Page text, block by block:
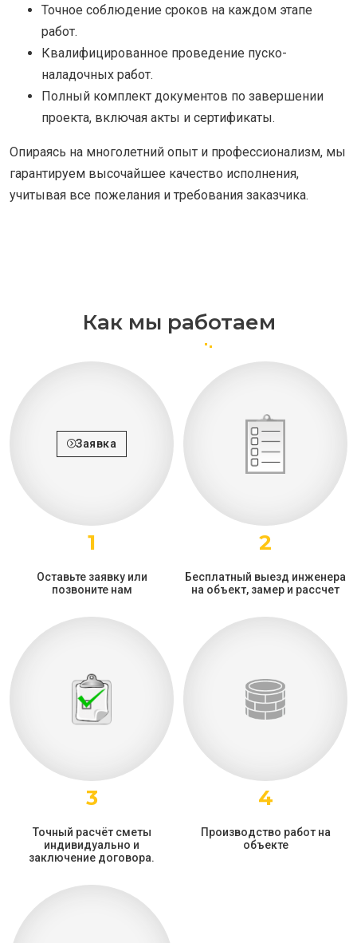
Точное соблюдение сроков на каждом этапе
работ.
Квалифицированное проведение пуско-
наладочных работ.
Полный комплект документов по завершении
проекта, включая акты и сертификаты.
Опираясь на многолетний опыт и профессионализм, мы
гарантируем высочайшее качество исполнения,
учитывая все пожелания и требования заказчика.
Как мы работаем
Заявка
1
Оставьте заявку или
позвоните нам
2
Бесплатный выезд инженера
на объект, замер и рассчет
3
Точный расчёт сметы
индивидуально и
заключение договора.
4
Производство работ на
объекте